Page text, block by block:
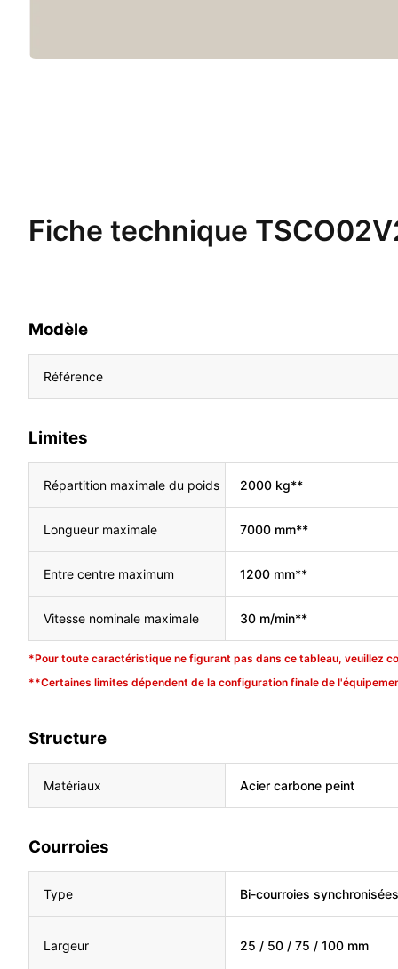
Fiche technique
Modèle
Référence
Limites
Répartition maximale du poids 2000 kg**
Longueur maximale 7000 mm**
Entre centre maximum 1200 mm**
Vitesse nominale maximale 30 m/min**
*Pour toute caractéristique ne figurant pas dans ce tableau, veuillez
**Certaines limites dépendent de la configuration finale de
Structure
Matériaux Acier carbone peint
Courroies
Type Bi-courroies synchronisées
Largeur 25 / 50 / 75 / 100 mm